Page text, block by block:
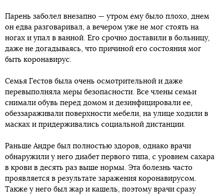
Парень заболел внезапно — утром ему было плохо, днем
он едва разговаривал, а вечером уже не мог стоять на
ногах и упал в ванной. Его срочно доставили в больницу,
даже не догадываясь, что причиной его состояния мог
быть коронавирус.
Семья Гестов была очень осмотрительной и даже
перевыполняла меры безопасности. Все члены семьи
снимали обувь перед домом и дезинфицировали ее,
обеззараживали поверхности мебели, на улице ходили в
масках и придерживались социальной дистанции.
Раньше Андре был полностью здоров, однако врачи
обнаружили у него диабет первого типа, с уровнем сахара
в крови в десять раз выше нормы. Эта болезнь часто
проявляется в результате заражения коронавирусом.
Также у него был жар и кашель, поэтому врачи сразу